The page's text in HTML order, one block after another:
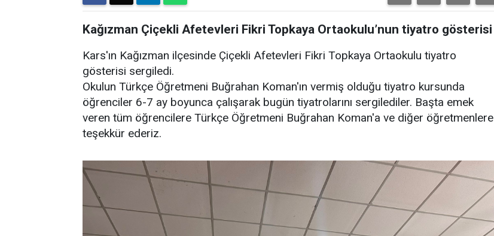
Kağızman Çiçekli Afetevleri Fikri Topkaya Ortaokulu’nun tiyatro gösterisi
Kars'ın Kağızman ilçesinde Çiçekli Afetevleri Fikri Topkaya Ortaokulu tiyatro
gösterisi sergiledi.
Okulun Türkçe Öğretmeni Buğrahan Koman'ın vermiş olduğu tiyatro kursunda
öğrenciler 6-7 ay boyunca çalışarak bugün tiyatrolarını sergilediler. Başta emek
veren tüm öğrencilere Türkçe Öğretmeni Buğrahan Koman'a ve diğer öğretmenlere
teşekkür ederiz.